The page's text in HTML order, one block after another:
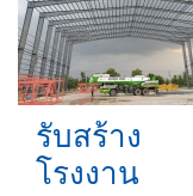
รับสร้าง
โรงงาน